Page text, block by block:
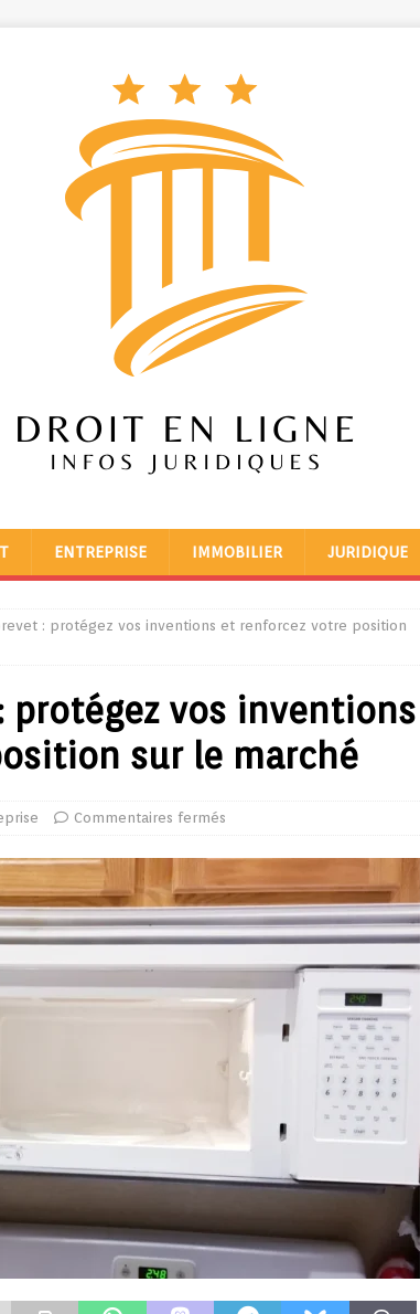
ENTREPRISE IMMOBILIER JURIDIQUE
: protégez vos inventions et renforcez votre position
protégez vos inventions
sur le marché
Commentaires fermés